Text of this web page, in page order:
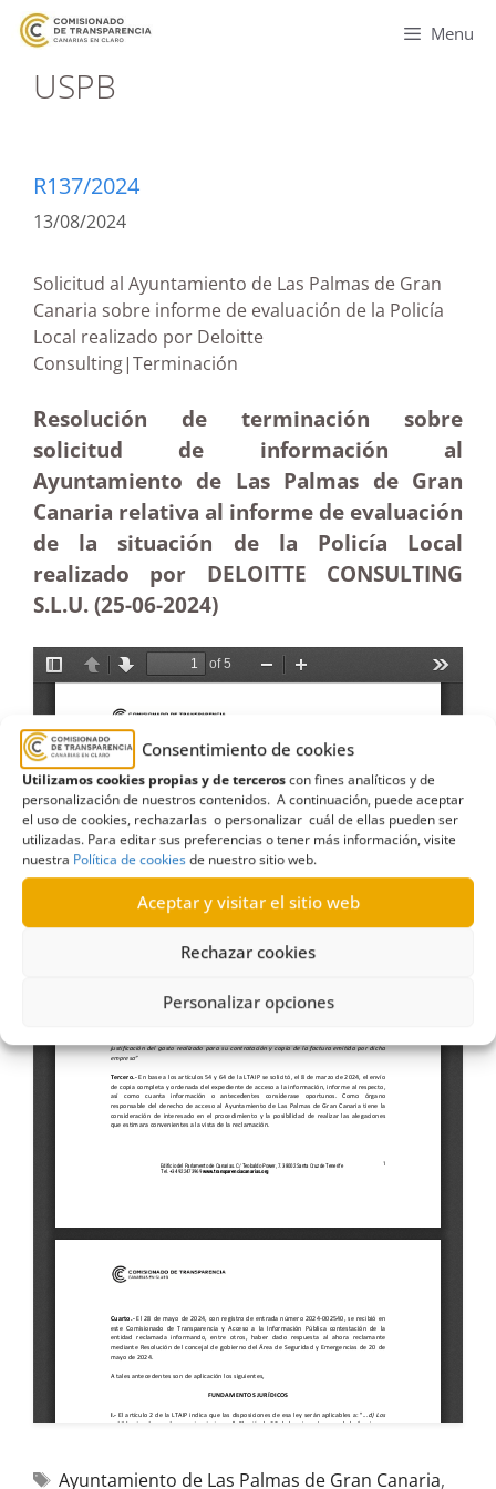
Consentimiento de cookies
Utilizamos cookies propias y de terceroscon fines analíticos y de
personalización de nuestros contenidos. A continuación, puede aceptar
el uso de cookies, rechazarlas o personalizar cuál de ellas pueden ser
utilizadas. Para editar sus preferencias o tener más información, visite
nuestra Política de cookiesde nuestro sitio web.
Aceptar y visitar el sitio web
Rechazar cookies
Personalizar opciones
Menu
USPB
R137/2024
13/08/2024
Solicitud al Ayuntamiento de Las Palmas de Gran
Canaria sobre informe de evaluación de la Policía
Local realizado por Deloitte
Consulting|Terminación
Resolución de terminación sobre
solicitud de información al
Ayuntamiento de Las Palmas de Gran
Canaria relativa al informe de evaluación
de la situación de la Policía Local
realizado por DELOITTE CONSULTING
S.L.U. (25-06-2024)
Ayuntamiento de Las Palmas de Gran Canaria,